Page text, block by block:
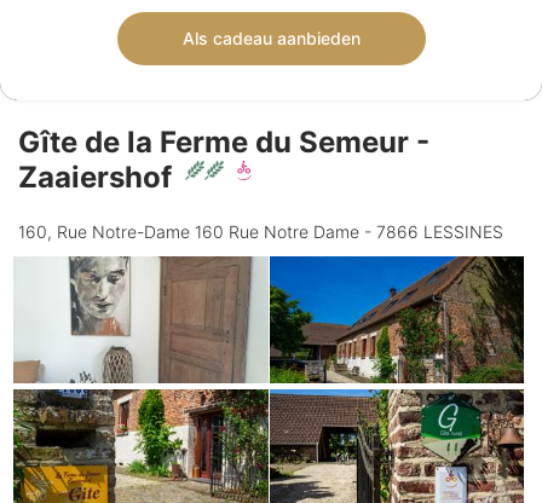
Als cadeau aanbieden
Gîte de la Ferme du Semeur -
Zaaiershof
160, Rue Notre-Dame 160 Rue Notre Dame - 7866 LESSINES